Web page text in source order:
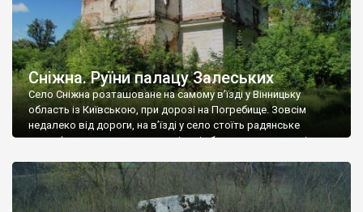
Сніжна. Руїни палацу Залеських
Село Сніжна розташоване на самому в’їзді у Вінницьку
область із Київською, при дорозі на Погребище. Зовсім
недалеко від дороги, на в’їзді у село стоїть радянське
рельєфне пано, яке показує жінку і яблуню, а трохи далі, десь
не видно, але видно дві стареньких колії у траві – […]